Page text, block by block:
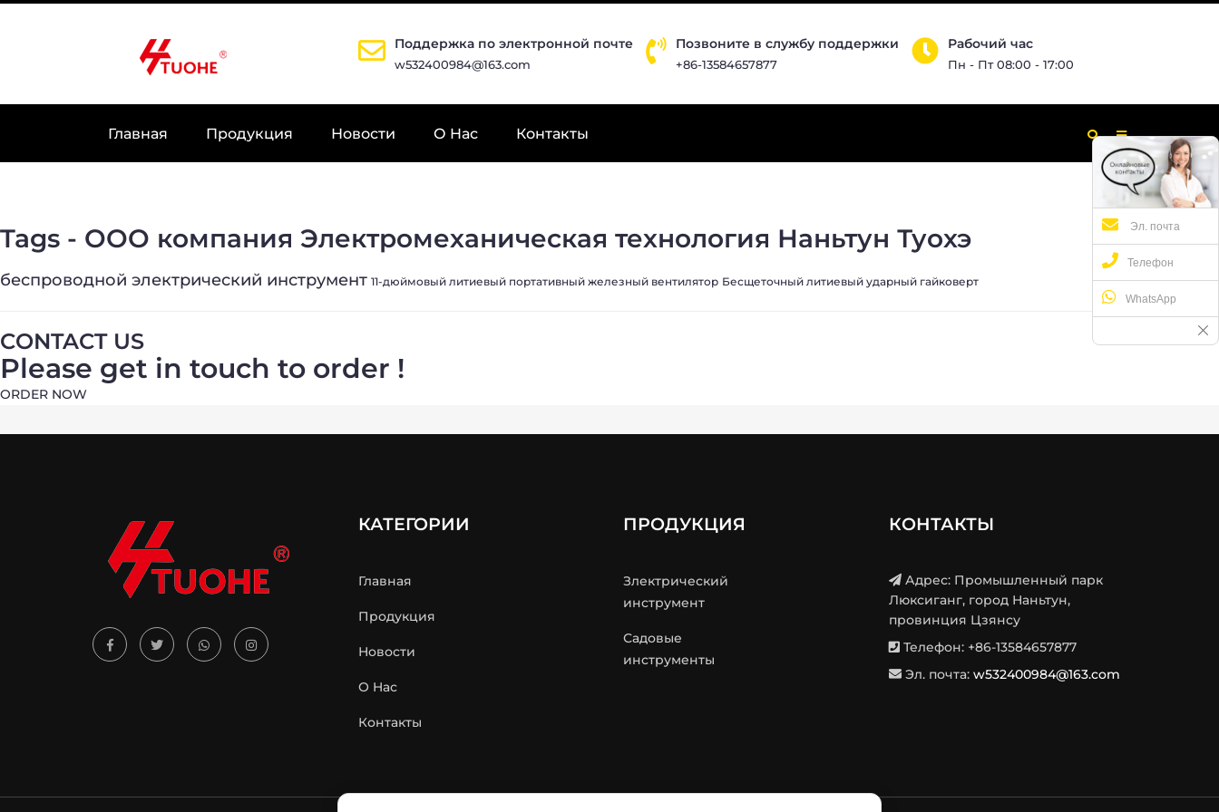
Поддержка по электронной почте
w532400984@163.com
Позвоните в службу поддержки
+86-13584657877
Рабочий час
Пн - Пт 08:00 - 17:00
Главная Продукция Новости О Hас Контакты
Tags - ООО компания Электромеханическая технология Наньтун Туохэ
беспроводной электрический инструмент 11-дюймовый литиевый портативный железный вентилятор Бесщеточный литиевый ударный гайковерт
CONTACT US
Please get in touch to order !
ORDER NOW
КАТЕГОРИИ
Главная
Продукция
Новости
О Hас
Контакты
ПРОДУКЦИЯ
Злектрический
инструмент
Садовые
инструменты
КОНТАКТЫ
Адрес: Промышленный парк
Люксиганг, город Наньтун,
провинция Цзянсу
Телефон: +86-13584657877
Эл. почта: w532400984@163.com
Эл. почта
Телефон
WhatsApp